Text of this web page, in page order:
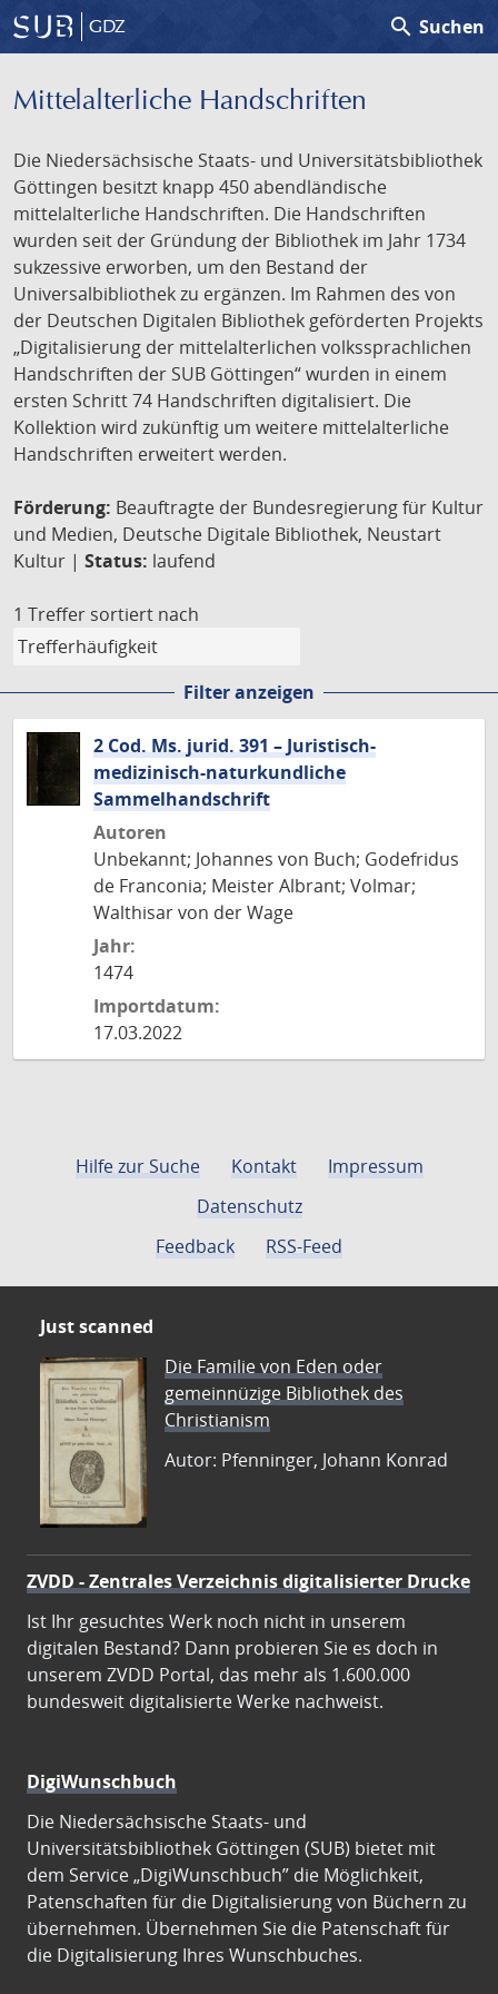
GDZ search Suchen
Mittelalterliche Handschriften
Die Niedersächsische Staats- und Universitätsbibliothek
Göttingen besitzt knapp 450 abendländische
mittelalterliche Handschriften. Die Handschriften
wurden seit der Gründung der Bibliothek im Jahr 1734
sukzessive erworben, um den Bestand der
Universalbibliothek zu ergänzen. Im Rahmen des von
der Deutschen Digitalen Bibliothek geförderten Projekts
„Digitalisierung der mittelalterlichen volkssprachlichen
Handschriften der SUB Göttingen“ wurden in einem
ersten Schritt 74 Handschriften digitalisiert. Die
Kollektion wird zukünftig um weitere mittelalterliche
Handschriften erweitert werden.
Förderung: Beauftragte der Bundesregierung für Kultur
und Medien, Deutsche Digitale Bibliothek, Neustart
Kultur | Status: laufend
1 Treffer sortiert nach
Filter anzeigen
2 Cod. Ms. jurid. 391 – Juristisch-
medizinisch-naturkundliche
Sammelhandschrift
Autoren
Unbekannt; Johannes von Buch; Godefridus
de Franconia; Meister Albrant; Volmar;
Walthisar von der Wage
Jahr:
1474
Importdatum:
17.03.2022
Hilfe zur Suche Kontakt
Impressum
Datenschutz
Feedback
RSS-Feed
Just scanned
Die Familie von Eden oder
gemeinnüzige Bibliothek des
Christianism
Autor: Pfenninger, Johann Konrad
ZVDD - Zentrales Verzeichnis digitalisierter Drucke
Ist Ihr gesuchtes Werk noch nicht in unserem
digitalen Bestand? Dann probieren Sie es doch in
unserem ZVDD Portal, das mehr als 1.600.000
bundesweit digitalisierte Werke nachweist.
DigiWunschbuch
Die Niedersächsische Staats- und
Universitätsbibliothek Göttingen (SUB) bietet mit
dem Service „DigiWunschbuch” die Möglichkeit,
Patenschaften für die Digitalisierung von Büchern zu
übernehmen. Übernehmen Sie die Patenschaft für
die Digitalisierung Ihres Wunschbuches.